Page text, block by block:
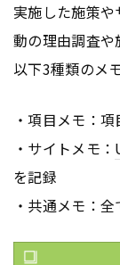
実施した施策
動の理由調査や
以下3種類のメ
・項目メモ：
・サイトメモ：
を記録
・共通メモ：